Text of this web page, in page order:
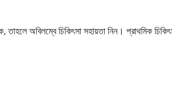
অবিলম্বে চিকিৎসা সহায়তা নিন। প্রাথমিক